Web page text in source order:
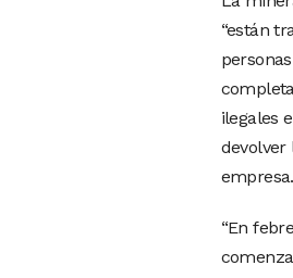
“están
ilegales
devolver
empresa.
“En